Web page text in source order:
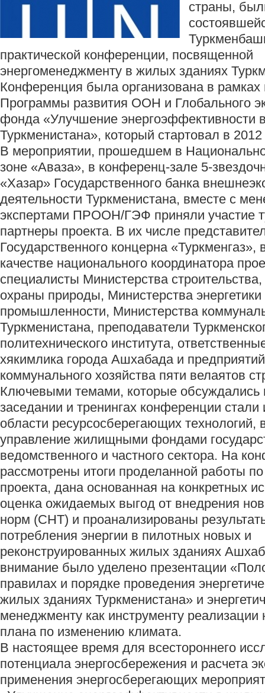
страны,
практической конференции, посвященной
энергоменеджменту в жилых зданиях
Конференция была организована в рамках
Программы развития ООН и Глобального
фонда «Улучшение энергоэффективности
Туркменистана», который стартовал в
В мероприятии, прошедшем в
зоне «Аваза», в конференц-зале 5-
«Хазар» Государственного банка
деятельности Туркменистана, вместе с
экспертами ПРООН/ГЭФ приняли участие
партнеры проекта. В их числе
Государственного концерна «Туркменгаз»,
качестве национального координатора
специалисты Министерства
охраны природы, Министерства энергетики
промышленности, Министерства
Туркменистана, преподаватели
политехнического института,
хякимлика города Ашхабада и
коммунального хозяйства пяти велаятов
Ключевыми темами, которые обсуждались
заседании и тренингах конференции стали
области ресурсосберегающих технологий,
управление жилищными фондами
ведомственного и частного сектора. На
рассмотрены итоги проделанной работы
проекта, дана основанная на конкретных
оценка ожидаемых выгод от внедрения
норм (СНТ) и проанализированы
потребления энергии в пилотных новых и
реконструированных жилых зданиях
внимание было уделено презентации
правилах и порядке проведения
жилых зданиях Туркменистана» и
менеджменту как инструменту реализации
плана по изменению климата.
В настоящее время для всестороннего
потенциала энергосбережения и расчета
применения энергосберегающих